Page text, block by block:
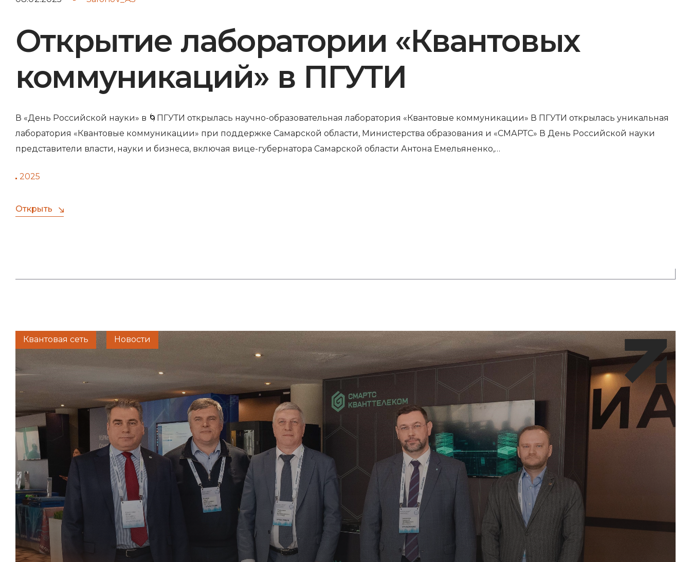
Открытие лаборатории «Квантовых
коммуникаций» в ПГУТИ
В «День Российской науки» в 🌀ПГУТИ открылась научно-образовательная лаборатория «Квантовые коммуникации» В ПГУТИ открылась уникальная
лаборатория «Квантовые коммуникации» при поддержке Самарской области, Министерства образования и «СМАРТС» В День Российской науки
представители власти, науки и бизнеса, включая вице-губернатора Самарской области Антона Емельяненко,…
2025
Открыть
Квантовая сеть Новости